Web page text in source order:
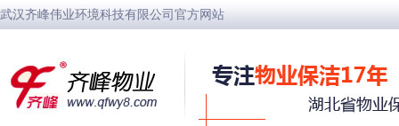
武汉齐峰伟业环境科技有限公司官方网站